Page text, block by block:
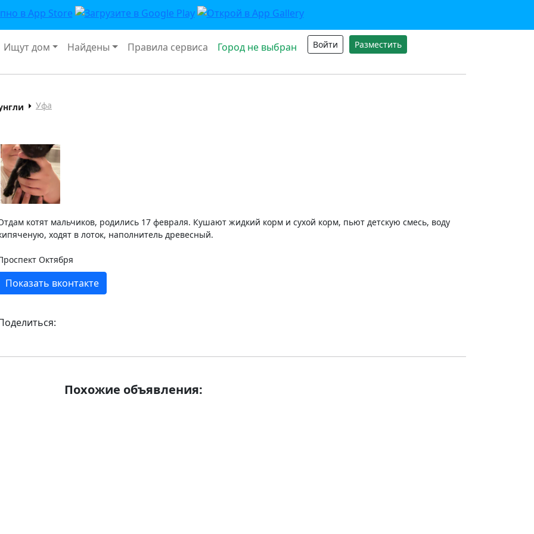
Ищут дом Найдены Правила сервиса Город не выбран Войти Разместить
Уфа
котят мальчиков, родились 17 февраля. Кушают жидкий корм и сухой корм, пьют детскую смесь, воду
ходят в лоток, наполнитель древесный.
Октября
Показать вконтакте
Похожие объявления: